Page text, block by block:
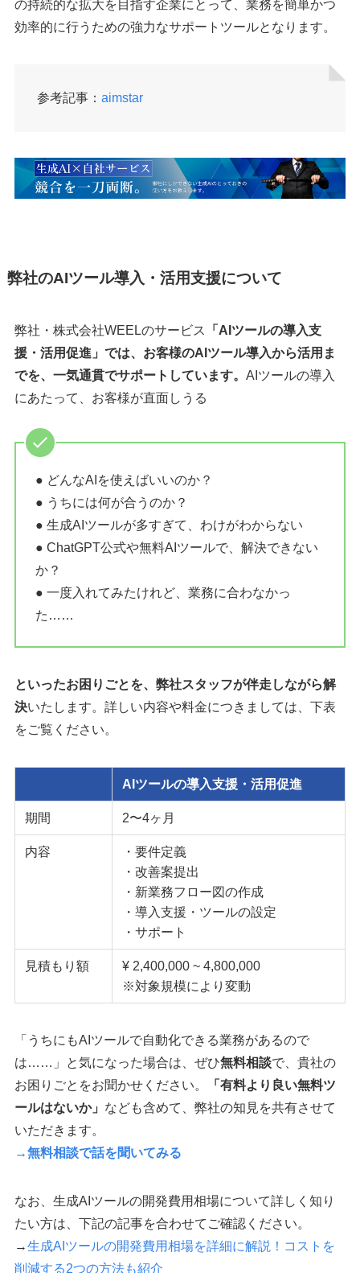
の持続的な拡大を目指す企業にとって、業務を簡単かつ
効率的に行うための強力なサポートツールとなります。
参考記事： aimstar
弊社のAIツール導入 ・ 活用支援について
弊社・株式会社WEELのサービス
「AIツールの導入支
援・活用促進」では、お客様のAIツール導入から活用ま
でを、一気通貫でサポートしています。 AIツールの導入
にあたって、お客様が直面しうる
● どんなAIを使えばいいのか？
● うちには何が合うのか？
● 生成AIツールが多すぎて、わけがわからない
● ChatGPT公式や無料AIツールで、解決できない
か？
● 一度入れてみたけれど、業務に合わなかっ
た……
といったお困りごとを、弊社スタッフが伴走しながら解
決いたします。詳しい内容や料金につきましては、下表
をご覧ください。
AIツールの導入支援・活用促進
期間 2〜4ヶ月
内容
・要件定義
・改善案提出
・新業務フロー図の作成
・導入支援・ツールの設定
・サポート
見積もり額
¥ 2,400,000 ~ 4,800,000
※対象規模により変動
「うちにもAIツールで自動化できる業務があるので
は……」と気になった場合は、ぜひ無料相談で、貴社の
お困りごとをお聞かせください。
「有料より良い無料ツ
ールはないか」 なども含めて、弊社の知見を共有させて
いただきます。
→無料相談で話を聞いてみる
なお、生成AIツールの開発費用相場について詳しく知り
たい方は、下記の記事を合わせてご確認ください。
→生成AIツールの開発費用相場を詳細に解説！コストを
削減する2つの方法も紹介